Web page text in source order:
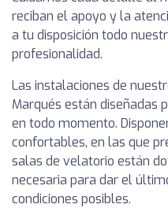
reciban el apoyo y la
a tu disposición todo
profesionalidad.
Las instalaciones de
Marqués están diseñadas
en todo momento.
confortables, en las que
salas de velatorio están
necesaria para dar el
condiciones posibles.